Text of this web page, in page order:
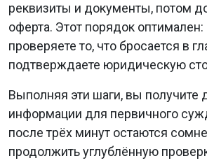
реквизиты и документы, потом
оферта. Этот порядок
проверяете то, что бросается в
подтверждаете юридическую
Выполняя эти шаги, вы получите
информации для первичного
после трёх минут остаются
продолжить углублённую